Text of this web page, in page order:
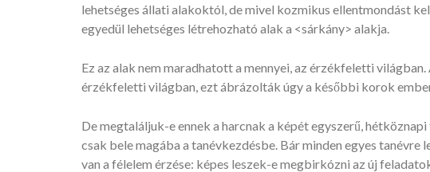
lehetséges állati alakoktól, de mivel kozmikus ellentmondást
egyedül lehetséges létrehozható alak a <sárkány> alakja.
Ez az alak nem maradhatott a mennyei, az érzékfeletti
érzékfeletti világban, ezt ábrázolták úgy a későbbi korok
De megtaláljuk-e ennek a harcnak a képét egyszerű,
csak bele magába a tanévkezdésbe. Bár minden egyes
van a félelem érzése: képes leszek-e megbirkózni az új